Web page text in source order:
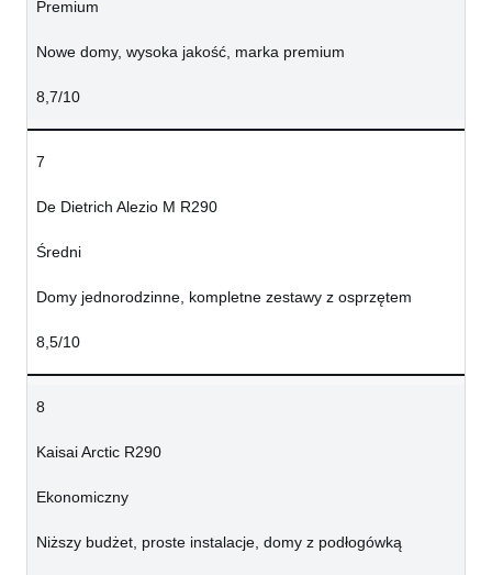
Premium
Nowe domy, wysoka jakość, marka premium
8,7/10
7
De Dietrich Alezio M R290
Średni
Domy jednorodzinne, kompletne zestawy z osprzętem
8,5/10
8
Kaisai Arctic R290
Ekonomiczny
Niższy budżet, proste instalacje, domy z podłogówką